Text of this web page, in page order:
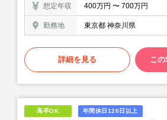
入…顧客ニーズに合わせたパッケージのカスタ
の開発【超上流工程】お客様の事業計画やシス
し現状調査を踏まえ、適切なソリューションを
ュニケーション力が大切です。 ↓【要件定義
イアントが求めているシステムを伺い課題解決
き機能等を整理します。クライアントと直に接
図や要望を理解しより精度の高いシステムを
↓【基本・詳細設計～プログラム作成】システ
構成要素を基に基本設計、その後、プログラミ
テストを続けます。≪超上流工程とは≫具体的
想定年収 400万円 〜 700万円
勤務地 東京都 神奈川県
詳細を見る こ
高卒OK 年間休日120日以上